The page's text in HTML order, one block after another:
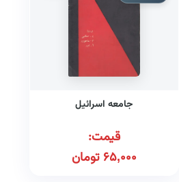
جامعه اسرائیل
قیمت:
65,000 تومان